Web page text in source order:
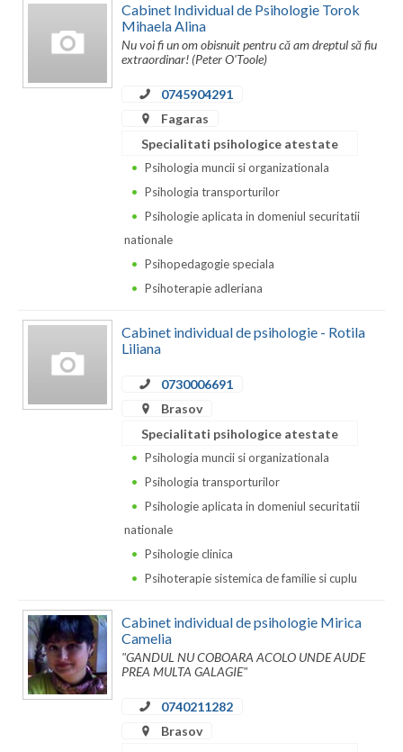
Harghita
Neamt
Teleorman
Timis
Tulcea
Cabinet Individual de Psihologie Torok
Mihaela Alina
Nu voi fi un om obisnuit pentru că am dreptul să fiu
extraordinar! (Peter O'Toole)
0745904291
Fagaras
Specialitati psihologice atestate
Psihologia muncii si organizationala
Psihologia transporturilor
Psihologie aplicata in domeniul securitatii
nationale
Psihopedagogie speciala
Psihoterapie adleriana
Cabinet individual de psihologie - Rotila
Liliana
0730006691
Brasov
Specialitati psihologice atestate
Psihologia muncii si organizationala
Psihologia transporturilor
Psihologie aplicata in domeniul securitatii
nationale
Psihologie clinica
Psihoterapie sistemica de familie si cuplu
Cabinet individual de psihologie Mirica
Camelia
"GANDUL NU COBOARA ACOLO UNDE AUDE
PREA MULTA GALAGIE"
0740211282
Brasov